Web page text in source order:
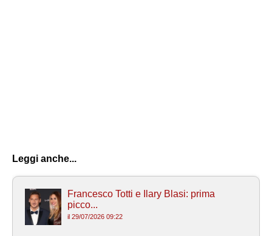
Leggi anche...
Francesco Totti e Ilary Blasi: prima
picco...
il 29/07/2026 09:22